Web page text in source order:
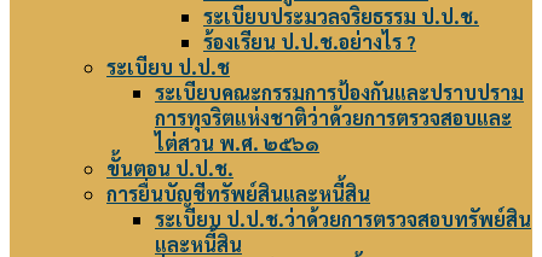
ระเบียบประมวลจริยธรรม ป.ป.ช.
ร้องเรียน ป.ป.ช.อย่างไร ?
ระเบียบ ป.ป.ช
ระเบียบคณะกรรมการป้องกันและปราบปราม
การทุจริตแห่งชาติว่าด้วยการตรวจสอบและ
ไต่สวน พ.ศ. ๒๕๖๑
ขั้นตอน ป.ป.ช.
การยื่นบัญชีทรัพย์สินและหนี้สิน
ระเบียบ ป.ป.ช.ว่าด้วยการตรวจสอบทรัพย์สิน
และหนี้สิน